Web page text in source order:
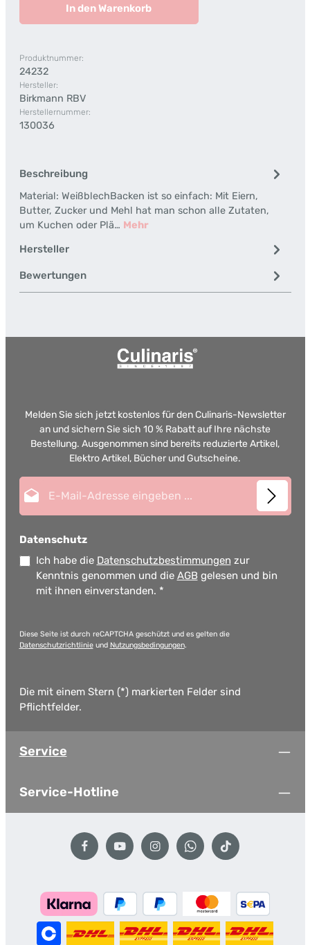
In den Warenkorb
Produktnummer:
24232
Hersteller:
Birkmann RBV
Herstellernummer:
130036
Beschreibung
Material: WeißblechBacken ist so einfach: Mit Eiern,
Butter, Zucker und Mehl hat man schon alle Zutaten,
um Kuchen oder Plä… Mehr
Hersteller
Bewertungen
Melden Sie sich jetzt kostenlos für den Culinaris-Newsletter
an und sichern Sie sich 10 % Rabatt auf Ihre nächste
Bestellung. Ausgenommen sind bereits reduzierte Artikel,
Elektro Artikel, Bücher und Gutscheine.
Datenschutz
Ich habe die Datenschutzbestimmungen zur
Kenntnis genommen und die AGB gelesen und bin
mit ihnen einverstanden. *
Diese Seite ist durch reCAPTCHA geschützt und es gelten die
Datenschutzrichtlinieund Nutzungsbedingungen.
Die mit einem Stern (*) markierten Felder sind
Pflichtfelder.
Service
Service-Hotline